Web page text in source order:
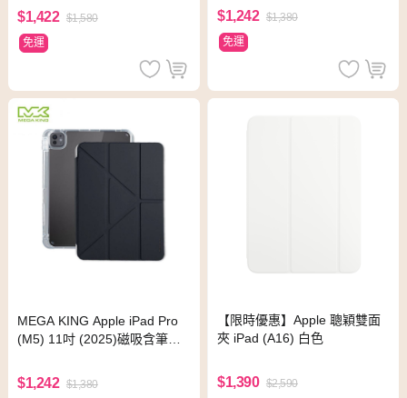
$1,422 $1,580
免運
$1,242 $1,380
免運
MEGA KING Apple iPad Pro
(M5) 11吋 (2025)磁吸含筆槽
$1,242 $1,380
【限時優惠】Apple 聰穎雙面
夾 iPad (A16) 白色
$1,390 $2,590